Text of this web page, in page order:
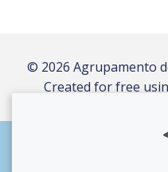
© 2026 Agrupamento
Created for free